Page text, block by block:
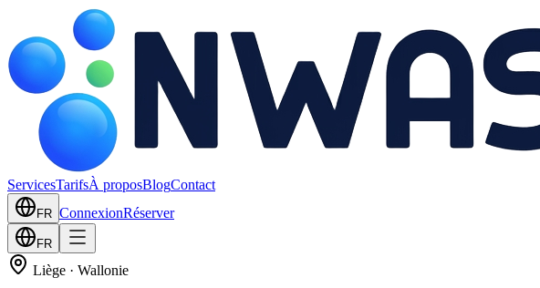
ServicesTarifsÀ proposBlogContact
FR ConnexionRéserver
FR
Liège · Wallonie